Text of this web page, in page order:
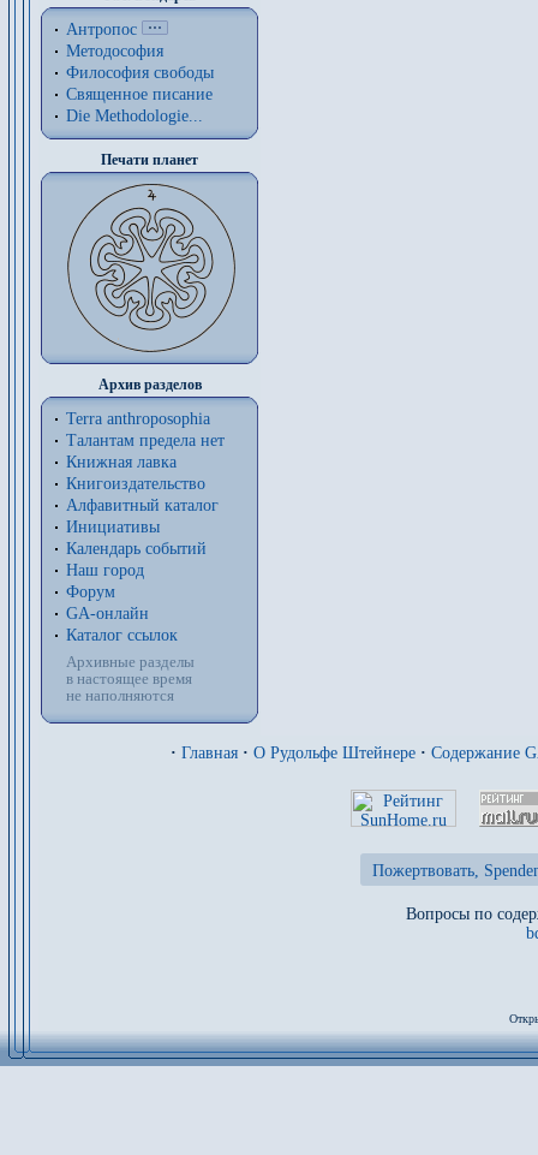
Антропос
Методософия
Философия cвободы
Священное писание
Die Methodologie...
Печати планет
Архив разделов
Terra anthroposophia
Талантам предела нет
Книжная лавка
Книгоиздательство
Алфавитный каталог
Инициативы
Календарь событий
Наш город
Форум
GA-онлайн
Каталог ссылок
Архивные разделы
в настоящее время
не наполняются
· Главная · О Рудольфе Штейнере · Содержание
Пожертвовать,
Вопросы по